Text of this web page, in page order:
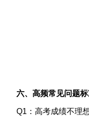
六、高频常见问题
Q1：高考成绩不理